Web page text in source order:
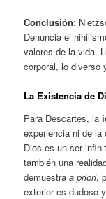
Conclusión:
Denuncia el
valores de la vida.
corporal, lo diverso
La Existencia de
Para Descartes, la
experiencia ni de
Dios es un ser
también una
demuestraa priori,
exterior es dudoso